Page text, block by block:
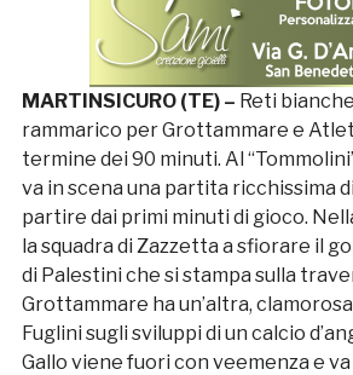
MARTINSICURO (TE) – Reti
rammarico per Grottammare e
termine dei 90 minuti. Al
va in scena una partita ricchissima
partire dai primi minuti di gioco.
la squadra di Zazzetta a sfiorare il
di Palestini che si stampa sulla
Grottammare ha un’altra,
Fuglini sugli sviluppi di un calcio
Gallo viene fuori con veemenza e